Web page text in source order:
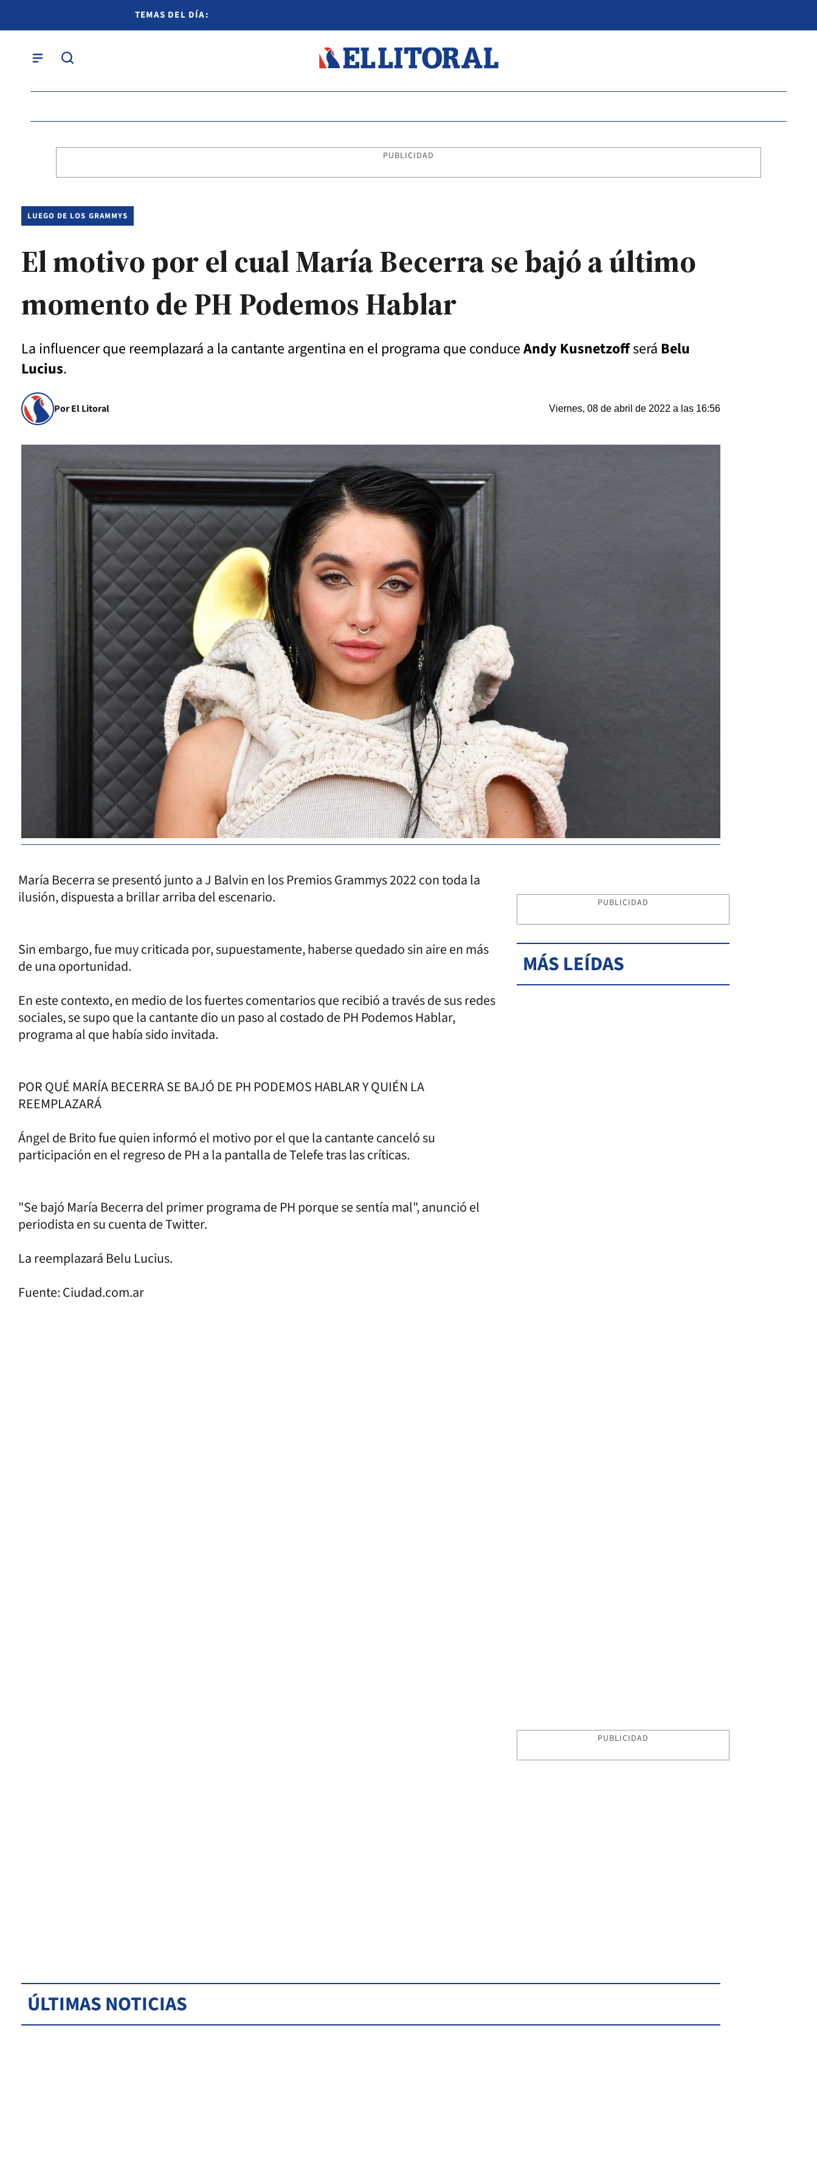
TEMAS DEL DÍA:
PUBLICIDAD
LUEGO DE LOS GRAMMYS
El motivo por el cual María Becerra se bajó a último
momento de PH Podemos Hablar
La influencer que reemplazará a la cantante argentina en el programa que conduceAndy Kusnetzoffserá Belu
Lucius.
Por El Litoral Viernes, 08 de abril de 2022 a las 16:56
María Becerra se presentó junto a J Balvin en los Premios Grammys 2022 con toda la
ilusión, dispuesta a brillar arriba del escenario.
Sin embargo, fue muy criticada por, supuestamente, haberse quedado sin aire en más
de una oportunidad.
En este contexto, en medio de los fuertes comentarios que recibió a través de sus redes
sociales, se supo que la cantante dio un paso al costado de PH Podemos Hablar,
programa al que había sido invitada.
POR QUÉ MARÍA BECERRA SE BAJÓ DE PH PODEMOS HABLAR Y QUIÉN LA
REEMPLAZARÁ
Ángel de Brito fue quien informó el motivo por el que la cantante canceló su
participación en el regreso de PH a la pantalla de Telefe tras las críticas.
"Se bajó María Becerra del primer programa de PH porque se sentía mal", anunció el
periodista en su cuenta de Twitter.
La reemplazará Belu Lucius.
Fuente: Ciudad.com.ar
PUBLICIDAD
MÁS LEÍDAS
PUBLICIDAD
ÚLTIMAS NOTICIAS